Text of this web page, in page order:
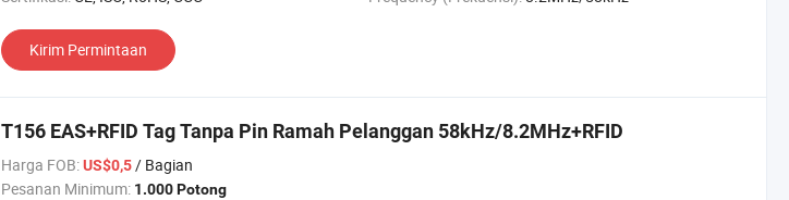
Kirim Permintaan
T156 EAS+RFID Tag Tanpa Pin Ramah Pelanggan 58kHz/8.2MHz+RFID
Harga FOB:US$0,5/ Bagian
Pesanan Minimum: 1.000 Potong